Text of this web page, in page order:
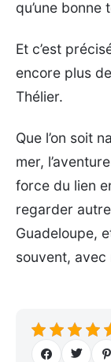
qu’une bonne
Et c’est
encore plus
Thélier.
Que l’on soit
mer,
force du lien
regarder
Guadeloupe,
souvent,